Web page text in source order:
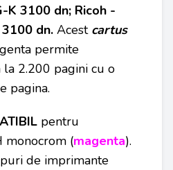
K 3100 dn; Ricoh -
dn. Acest cartus
permite
la 2.200 pagini cu o
pagina.
pentru
monocrom (magenta).
de imprimante